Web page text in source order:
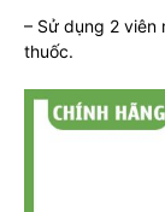
– Sử dụng 2 viên
thuốc.